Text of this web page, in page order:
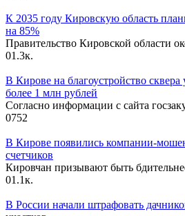
К 2035 году Кировскую область
на 85%
Правительство Кировской области
01.3к.
В Кирове на благоустройство
более 1 млн рублей
Согласно информации с сайта
0752
В Кирове появились компании-
счетчиков
Кировчан призывают быть
01.1к.
В России начали штрафовать